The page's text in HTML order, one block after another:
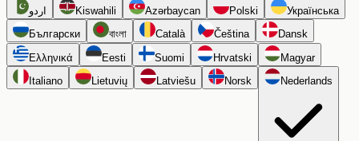
اردو Kiswahili Azərbaycan Polski
Українська
Български
বাংলা Català Čeština
Dansk
Ελληνικά
Eesti Suomi Hrvatski
Magyar
Italiano
Lietuvių Latviešu Norsk Nederlands